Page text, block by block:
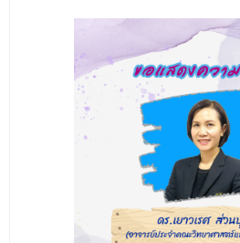
ศูนย์บริการ
- ศูนย์เครื่องมือปฏิบัติการวิทยาศาสตร์
- ศูนย์ปัญญาประดิษฐ์เพื่อการศึกษา
สหกิจศึกษา